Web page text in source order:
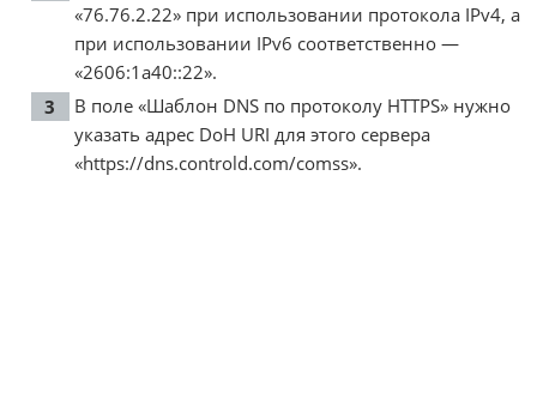
«76.76.2.22» при использовании протокола IPv4, а
при использовании IPv6 соответственно —
«2606:1a40::22».
В поле «Шаблон DNS по протоколу HTTPS» нужно
указать адрес DoH URI для этого сервера
«https://dns.controld.com/comss».